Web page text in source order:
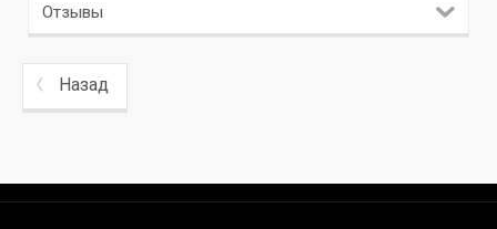
Отзывы
Назад